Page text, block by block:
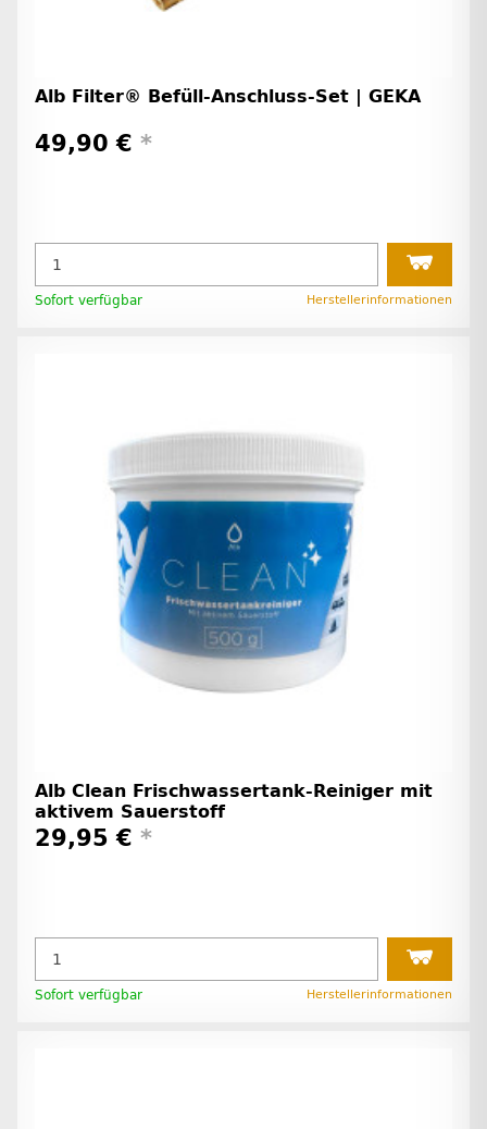
Alb Filter® Befüll-Anschluss-Set | GEKA
49,90 € *
Sofort verfügbar Herstellerinformationen
Alb Clean Frischwassertank-Reiniger mit
aktivem Sauerstoff
29,95 € *
Sofort verfügbar Herstellerinformationen